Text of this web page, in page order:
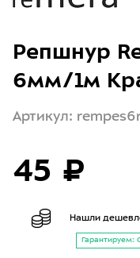
Репшнур
6мм/1м
Артикул:
45 ₽
Нашли
Гарантируем: